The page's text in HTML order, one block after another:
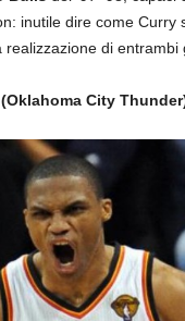
inutile dire come Curry
realizzazione di entrambi
City